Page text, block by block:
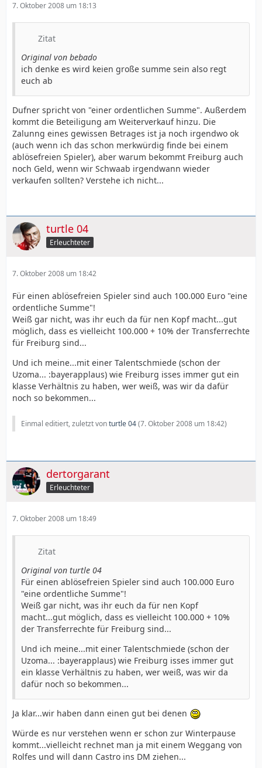
7. Oktober 2008 um 18:13
Zitat
Original von bebado
ich denke es wird keien große summe sein also regt
euch ab
Dufner spricht von "einer ordentlichen Summe". Außerdem
kommt die Beteiligung am Weiterverkauf hinzu. Die
Zalunng eines gewissen Betrages ist ja noch irgendwo ok
(auch wenn ich das schon merkwürdig finde bei einem
ablösefreien Spieler), aber warum bekommt Freiburg auch
noch Geld, wenn wir Schwaab irgendwann wieder
verkaufen sollten? Verstehe ich nicht...
turtle 04
Erleuchteter
7. Oktober 2008 um 18:42
Für einen ablösefreien Spieler sind auch 100.000 Euro "eine
ordentliche Summe"!
Weiß gar nicht, was ihr euch da für nen Kopf macht...gut
möglich, dass es vielleicht 100.000 + 10% der Transferrechte
für Freiburg sind...
Und ich meine...mit einer Talentschmiede (schon der
Uzoma... :bayerapplaus) wie Freiburg isses immer gut ein
klasse Verhältnis zu haben, wer weiß, was wir da dafür
noch so bekommen...
Einmal editiert, zuletzt vonturtle 04(7. Oktober 2008 um 18:42)
dertorgarant
Erleuchteter
7. Oktober 2008 um 18:49
Zitat
Original von turtle 04
Für einen ablösefreien Spieler sind auch 100.000 Euro
"eine ordentliche Summe"!
Weiß gar nicht, was ihr euch da für nen Kopf
macht...gut möglich, dass es vielleicht 100.000 + 10%
der Transferrechte für Freiburg sind...
Und ich meine...mit einer Talentschmiede (schon der
Uzoma... :bayerapplaus) wie Freiburg isses immer gut
ein klasse Verhältnis zu haben, wer weiß, was wir da
dafür noch so bekommen...
Ja klar...wir haben dann einen gut bei denen
Würde es nur verstehen wenn er schon zur Winterpause
kommt...vielleicht rechnet man ja mit einem Weggang von
Rolfes und will dann Castro ins DM ziehen...